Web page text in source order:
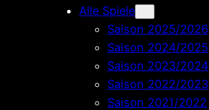
Alle Spiele
Saison 2025/2026
Saison 2024/2025
Saison 2023/2024
Saison 2022/2023
Saison 2021/2022